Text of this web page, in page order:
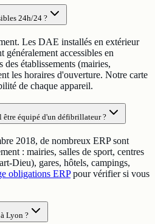
24h/24 ?
Les DAE installés en extérieur
accessibles en
des établissements (mairies,
les horaires d'ouverture. Notre carte
de chaque appareil.
équipé d'un défibrillateur ?
2018, de nombreux ERP sont
: mairies, salles de sport, centres
Dieu), gares, hôtels, campings,
obligations ERPpour vérifier si vous
Lyon ?